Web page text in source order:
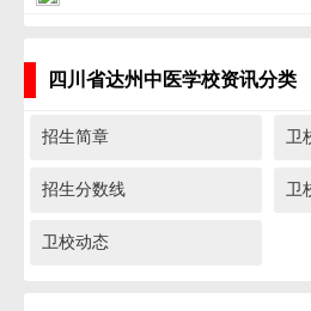
四川省达州中医学校资讯分类
招生简章 卫
招生分数线 卫
卫校动态